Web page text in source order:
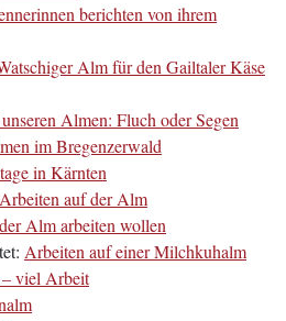
berichten von ihrem
Alm für den Gailtaler Käse
Almen: Fluch oder Segen
im Bregenzerwald
in Kärnten
auf der Alm
Alm arbeiten wollen
Arbeiten auf einer Milchkuhalm
viel Arbeit